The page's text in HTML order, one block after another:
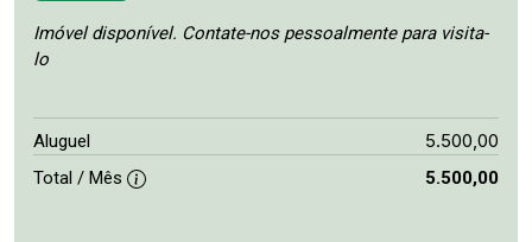
Imóvel disponível. Contate-nos pessoalmente para visita-
lo
Aluguel 5.500,00
Total / Mês 5.500,00